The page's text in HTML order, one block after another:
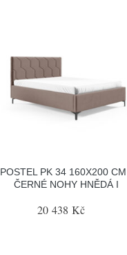
POSTEL PK 34 160X200
ČERNÉ NOHY HNĚDÁ I
20 438 Kč